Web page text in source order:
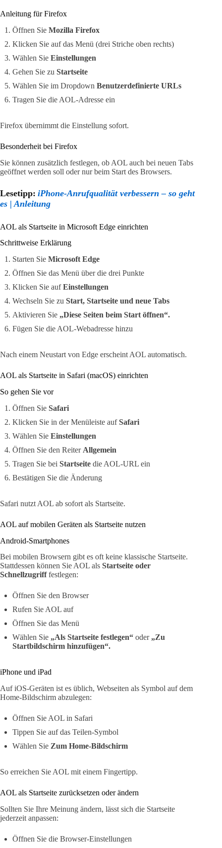
Anleitung für Firefox
Öffnen Sie Mozilla Firefox
Klicken Sie auf das Menü (drei Striche oben rechts)
Wählen Sie Einstellungen
Gehen Sie zu Startseite
Wählen Sie im Dropdown Benutzerdefinierte URLs
Tragen Sie die AOL-Adresse ein
Firefox übernimmt die Einstellung sofort.
Besonderheit bei Firefox
Sie können zusätzlich festlegen, ob AOL auch bei neuen Tabs
geöffnet werden soll oder nur beim Start des Browsers.
Lesetipp: iPhone-Anrufqualität verbessern – so geht
es | Anleitung
AOL als Startseite in Microsoft Edge einrichten
Schrittweise Erklärung
Starten Sie Microsoft Edge
Öffnen Sie das Menü über die drei Punkte
Klicken Sie aufEinstellungen
Wechseln Sie zu Start, Startseite und neue Tabs
Aktivieren Sie „Diese Seiten beim Start öffnen“.
Fügen Sie die AOL-Webadresse hinzu
Nach einem Neustart von Edge erscheint AOL automatisch.
AOL als Startseite in Safari (macOS) einrichten
So gehen Sie vor
Öffnen Sie Safari
Klicken Sie in der Menüleiste aufSafari
Wählen Sie Einstellungen
Öffnen Sie den Reiter Allgemein
Tragen Sie bei Startseite die AOL-URL ein
Bestätigen Sie die Änderung
Safari nutzt AOL ab sofort als Startseite.
AOL auf mobilen Geräten als Startseite nutzen
Android-Smartphones
Bei mobilen Browsern gibt es oft keine klassische Startseite.
Stattdessen können Sie AOL als Startseite oder
Schnellzugrifffestlegen:
Öffnen Sie den Browser
Rufen Sie AOL auf
Öffnen Sie das Menü
Wählen Sie „Als Startseite festlegen“ oder „Zu
Startbildschirm hinzufügen“.
iPhone und iPad
Auf iOS-Geräten ist es üblich, Webseiten als Symbol auf dem
Home-Bildschirm abzulegen:
Öffnen Sie AOL in Safari
Tippen Sie auf das Teilen-Symbol
Wählen Sie Zum Home-Bildschirm
So erreichen Sie AOL mit einem Fingertipp.
AOL als Startseite zurücksetzen oder ändern
Sollten Sie Ihre Meinung ändern, lässt sich die Startseite
jederzeit anpassen:
Öffnen Sie die Browser-Einstellungen